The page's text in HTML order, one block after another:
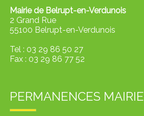
Mairie de Belrupt-en-Verdunois
2 Grand Rue
55100 Belrupt-en-Verdunois
Tel : 03 29 86 50 27
Fax : 03 29 86 77 52
PERMANENCES MAIRIE